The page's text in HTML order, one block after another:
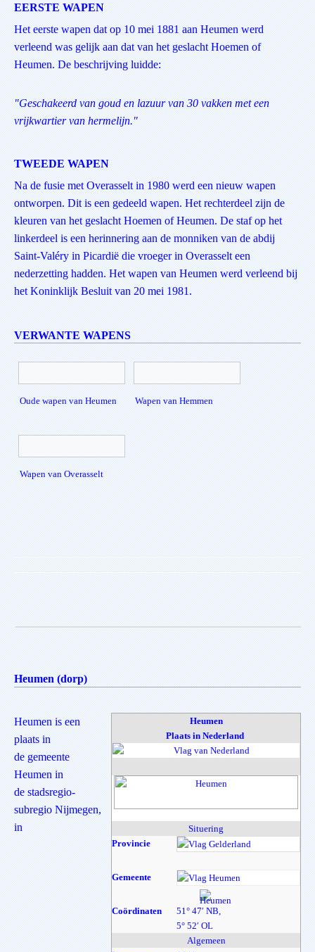
EERSTE WAPEN
Het eerste wapen dat op 10 mei 1881 aan Heumen werd
verleend was gelijk aan dat van het geslacht Hoemen of
Heumen. De beschrijving luidde:
"Geschakeerd van goud en lazuur van 30 vakken met een
vrijkwartier van hermelijn."
TWEEDE WAPEN
Na de fusie met Overasselt in 1980 werd een nieuw wapen
ontworpen. Dit is een gedeeld wapen. Het rechterdeel zijn de
kleuren van het geslacht Hoemen of Heumen. De staf op het
linkerdeel is een herinnering aan de monniken van de abdij
Saint-Valéry in Picardië die vroeger in Overasselt een
nederzetting hadden. Het wapen van Heumen werd verleend bij
het Koninklijk Besluit van 20 mei 1981.
VERWANTE WAPENS
Oude wapen van Heumen Wapen van Hemmen
Wapen van Overasselt
Heumen (dorp)
Heumen
Plaats in Nederland
Situering
Provincie
Gemeente
Coördinaten
51° 47′ NB,
5° 52′ OL
Algemeen
Heumen is een
plaats in
de gemeente
Heumen in
de stadsregio-
subregio Nijmegen,
in